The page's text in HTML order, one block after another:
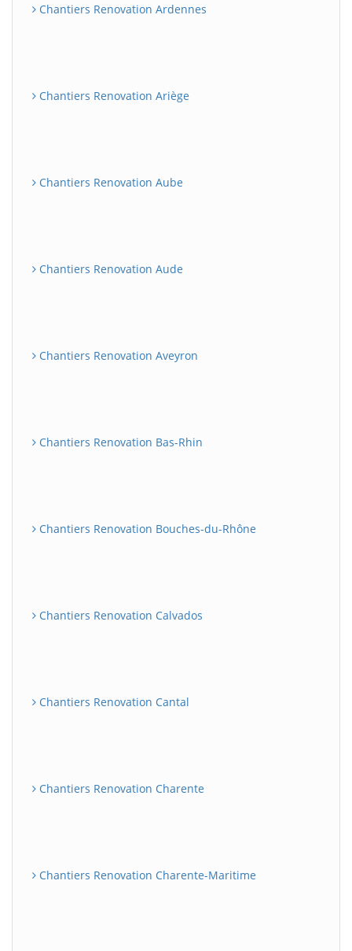
Chantiers Renovation Ardennes
Chantiers Renovation Ariège
Chantiers Renovation Aube
Chantiers Renovation Aude
Chantiers Renovation Aveyron
Chantiers Renovation Bas-Rhin
Chantiers Renovation Bouches-du-Rhône
Chantiers Renovation Calvados
Chantiers Renovation Cantal
Chantiers Renovation Charente
Chantiers Renovation Charente-Maritime